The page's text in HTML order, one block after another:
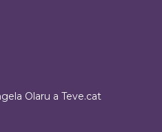
Olaru a Teve.cat